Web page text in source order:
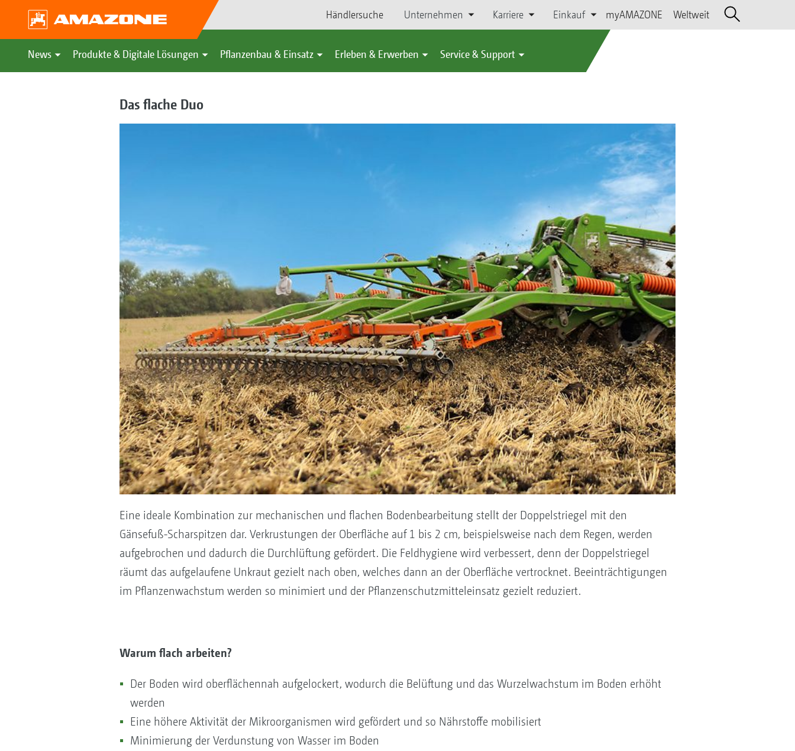
Händlersuche Unternehmen Karriere Einkauf myAMAZONE Weltweit
News Produkte & Digitale Lösungen Pflanzenbau & Einsatz Erleben & Erwerben Service & Support
Das flache Duo
Eine ideale Kombination zur mechanischen und flachen Bodenbearbeitung stellt der Doppelstriegel mit den
Gänsefuß-Scharspitzen dar. Verkrustungen der Oberfläche auf 1 bis 2 cm, beispielsweise nach dem Regen, werden
aufgebrochen und dadurch die Durchlüftung gefördert. Die Feldhygiene wird verbessert, denn der Doppelstriegel
räumt das aufgelaufene Unkraut gezielt nach oben, welches dann an der Oberfläche vertrocknet. Beeinträchtigungen
im Pflanzenwachstum werden so minimiert und der Pflanzenschutzmitteleinsatz gezielt reduziert.
Warum flach arbeiten?
Der Boden wird oberflächennah aufgelockert, wodurch die Belüftung und das Wurzelwachstum im Boden erhöht
werden
Eine höhere Aktivität der Mikroorganismen wird gefördert und so Nährstoffe mobilisiert
Minimierung der Verdunstung von Wasser im Boden